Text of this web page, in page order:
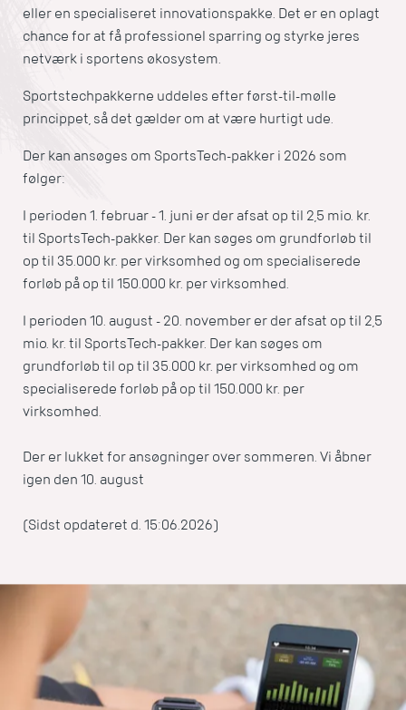
eller en specialiseret innovationspakke. Det er en oplagt
chance for at få professionel sparring og styrke jeres
netværk i sportens økosystem.
Sportstechpakkerne uddeles efter først-til-mølle
princippet, så det gælder om at være hurtigt ude.
Der kan ansøges om SportsTech-pakker i 2026 som
følger:
I perioden 1. februar - 1. juni er der afsat op til 2,5 mio. kr.
til SportsTech-pakker. Der kan søges om grundforløb til
op til 35.000 kr. per virksomhed og om specialiserede
forløb på op til 150.000 kr. per virksomhed.
I perioden 10. august - 20. november er der afsat op til 2,5
mio. kr. til SportsTech-pakker. Der kan søges om
grundforløb til op til 35.000 kr. per virksomhed og om
specialiserede forløb på op til 150.000 kr. per
virksomhed.
Der er lukket for ansøgninger over sommeren. Vi åbner
igen den 10. august
(Sidst opdateret d. 15:06.2026)